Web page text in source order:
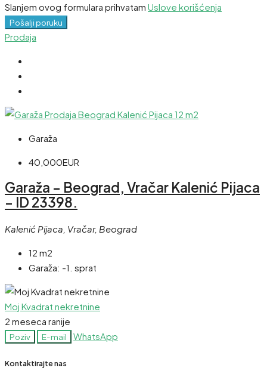
Slanjem ovog formulara prihvatam Uslove korišćenja
Pošalji poruku
Prodaja
Garaža
40,000EUR
Garaža – Beograd, Vračar Kalenić Pijaca
– ID 23398.
Kalenić Pijaca, Vračar, Beograd
12 m2
Garaža: -1. sprat
Moj Kvadrat nekretnine
2 meseca ranije
Poziv E-mail WhatsApp
Kontaktirajte nas